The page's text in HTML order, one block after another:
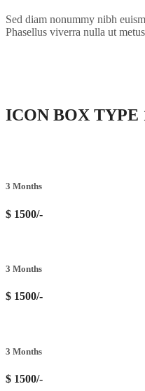
Sed diam nonummy nibh
Phasellus viverra nulla ut
ICON BOX TYPE
3 Months
$ 1500/-
3 Months
$ 1500/-
3 Months
$ 1500/-